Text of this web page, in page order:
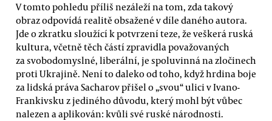
V tomto pohledu příliš nezáleží na tom, zda takový
obraz odpovídá realitě obsažené v díle daného autora.
Jde o zkratku sloužící k potvrzení teze, že veškerá ruská
kultura, včetně těch částí zpravidla považovaných
za svobodomyslné, liberální, je spoluvinná na zločinech
proti Ukrajině. Není to daleko od toho, když hrdina boje
za lidská práva Sacharov přišel o „svou“ ulici v Ivano-
Frankivsku z jediného důvodu, který mohl být vůbec
nalezen a aplikován: kvůli své ruské národnosti.